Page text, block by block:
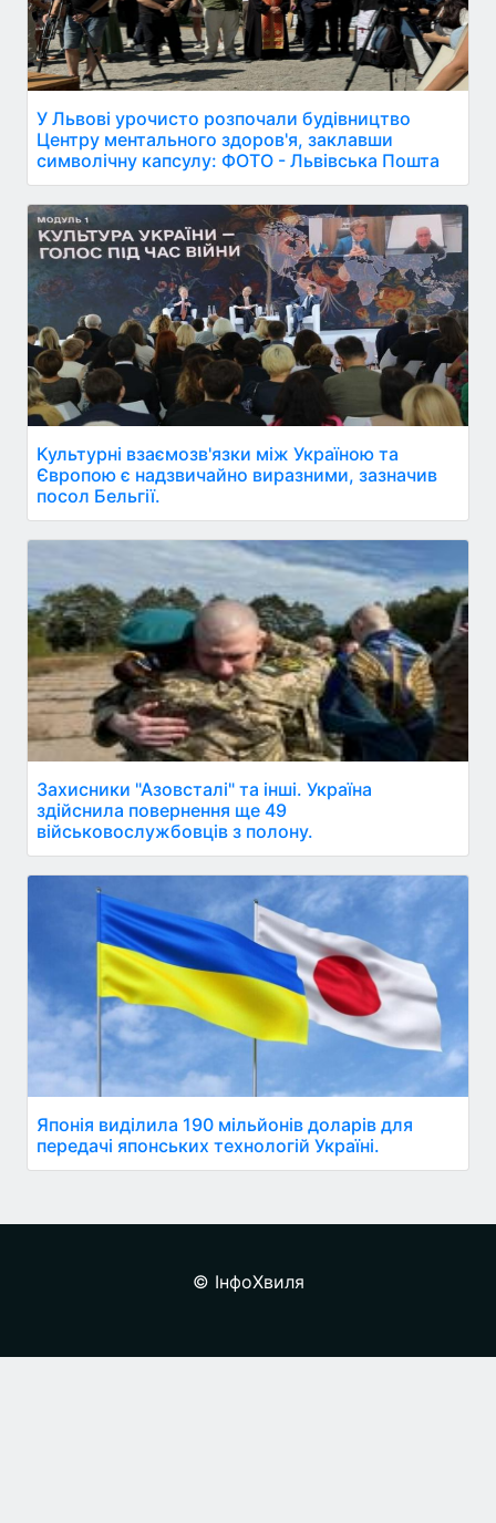
У Львові урочисто розпочали будівництво
Центру ментального здоров'я, заклавши
символічну капсулу: ФОТО - Львівська Пошта
Культурні взаємозв'язки між Україною та
Європою є надзвичайно виразними, зазначив
посол Бельгії.
Захисники "Азовсталі" та інші. Україна
здійснила повернення ще 49
військовослужбовців з полону.
Японія виділила 190 мільйонів доларів для
передачі японських технологій Україні.
© ІнфоХвиля